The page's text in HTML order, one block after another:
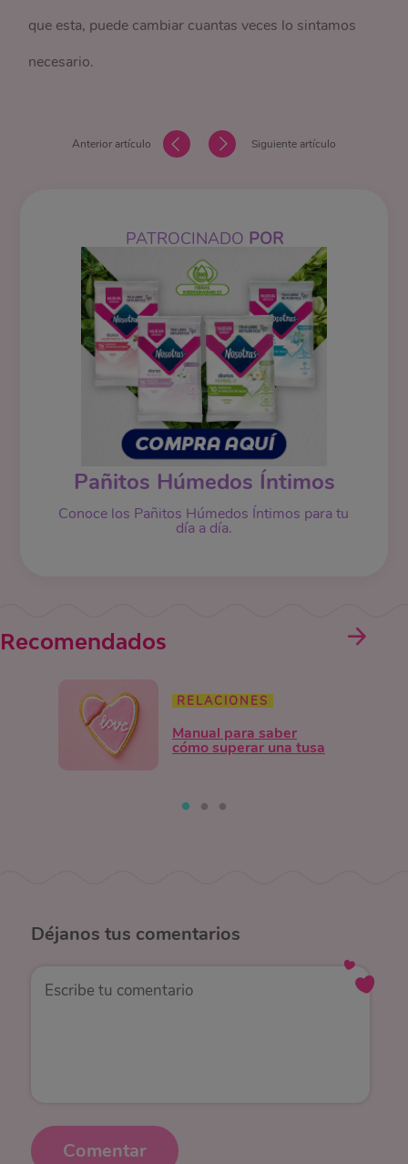
que esta, puede cambiar cuantas veces lo sintamos
necesario.
Anterior artículo Siguiente artículo
PATROCINADO POR
Pañitos Húmedos Íntimos
Conoce los Pañitos Húmedos Íntimos para tu
día a día.
Recomendados
RELACIONES
Manual para saber
cómo superar una tusa
Déjanos tus comentarios
Comentar